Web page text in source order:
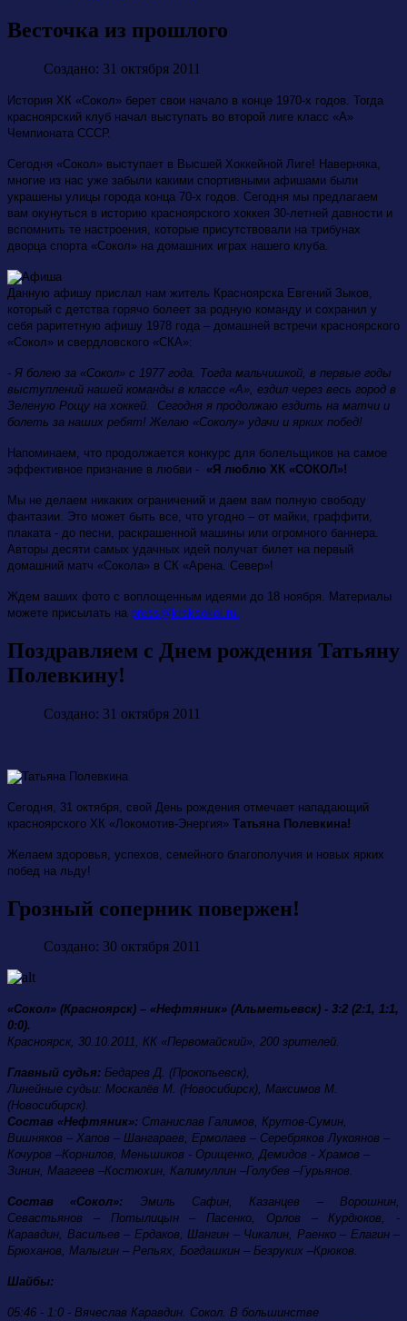
Весточка из прошлого
Создано: 31 октября 2011
История ХК «Сокол» берет свои начало в конце 1970-х годов. Тогда
красноярский клуб начал выступать во второй лиге класс «А»
Чемпионата СССР.
Сегодня «Сокол» выступает в Высшей Хоккейной Лиге! Наверняка,
многие из нас уже забыли какими спортивными афишами были
украшены улицы города конца 70-х годов. Сегодня мы предлагаем
вам окунуться в историю красноярского хоккея 30-летней давности и
вспомнить те настроения, которые присутствовали на трибунах
дворца спорта «Сокол» на домашних играх нашего клуба.
Данную афишу прислал нам житель Красноярска Евгений Зыков,
который с детства горячо болеет за родную команду и сохранил у
себя раритетную афишу 1978 года – домашней встречи красноярского
«Сокол» и свердловского «СКА»:
- Я болею за «Сокол» с 1977 года. Тогда мальчишкой, в первые годы
выступлений нашей команды в классе «А», ездил через весь город в
Зеленую Рощу на хоккей. Сегодня я продолжаю ездить на матчи и
болеть за наших ребят! Желаю «Соколу» удачи и ярких побед!
Напоминаем, что продолжается конкурс для болельщиков на самое
эффективное признание в любви - «Я люблю ХК «СОКОЛ»!
Мы не делаем никаких ограничений и даем вам полную свободу
фантазии. Это может быть все, что угодно – от майки, граффити,
плаката - до песни, раскрашенной машины или огромного баннера.
Авторы десяти самых удачных идей получат билет на первый
домашний матч «Сокола» в СК «Арена. Север»!
Ждем ваших фото с воплощенным идеями до 18 ноября. Материалы
можете присылать на press@krsksokol.ru
Поздравляем с Днем рождения Татьяну
Полевкину!
Создано: 31 октября 2011
Сегодня, 31 октября, свой День рождения отмечает нападающий
красноярского ХК «Локомотив-Энергия» Татьяна Полевкина!
Желаем здоровья, успехов, семейного благополучия и новых ярких
побед на льду!
Грозный соперник повержен!
Создано: 30 октября 2011
«Сокол» (Красноярск) – «Нефтяник» (Альметьевск) - 3:2 (2:1, 1:1,
0:0).
Красноярск, 30.10.2011, КК «Первомайский», 200 зрителей.
Главный судья: Бедарев Д. (Прокопьевск),
Линейные судьи: Москалёв М. (Новосибирск), Максимов М.
(Новосибирск).
Состав «Нефтяник»: Станислав Галимов, Крутов-Сумин,
Вишняков – Хапов – Шангараев, Ермолаев – Серебряков Лукоянов –
Кочуров –Корнилов, Меньшиков - Орищенко, Демидов - Храмов –
Зинин, Маагеев –Костюхин, Калимуллин –Голубев –Гурьянов.
Состав «Сокол»: Эмиль Сафин, Казанцев – Ворошнин,
Севастьянов – Потылицын – Пасенко, Орлов – Курдюков, -
Каравдин, Васильев – Ердаков, Шангин – Чикалин, Раенко – Елагин –
Брюханов, Малыгин – Репьях, Богдашкин – Безруких –Крюков.
Шайбы:
05:46 - 1:0 - Вячеслав Каравдин. Сокол. В большинстве